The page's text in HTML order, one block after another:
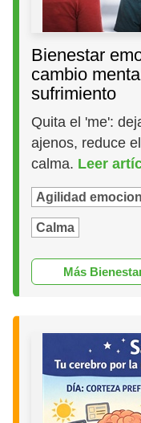
Bienestar
cambio
sufrimiento
Quita el 'me':
ajenos, reduce
calma. Leer
Agilidad
Calma
Más